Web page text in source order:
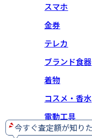
スマホ
金券
テレカ
ブランド食器
着物
コスメ・香水
電動工具